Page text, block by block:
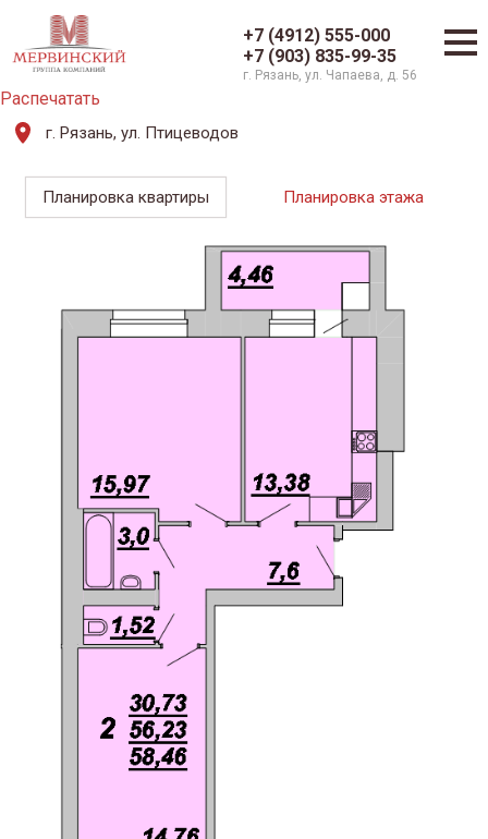
+7 (4912) 555-000
+7 (903) 835-99-35
г. Рязань, ул. Чапаева, д. 56
Распечатать
г. Рязань, ул. Птицеводов
Планировка квартиры Планировка этажа